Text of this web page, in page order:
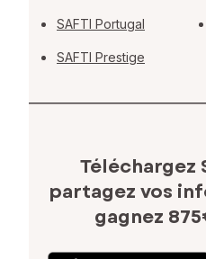
SAFTI Portugal
SAFTI Prestige
Téléchargez
partagez vos
gagnez